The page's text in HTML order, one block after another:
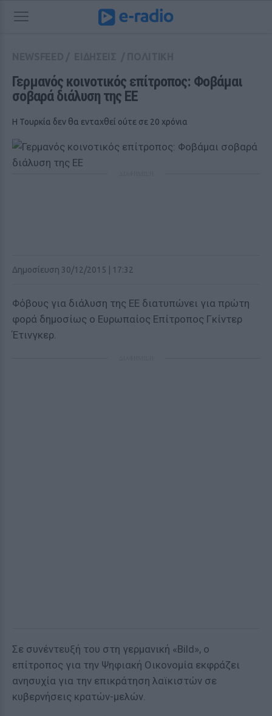
Γερμανός κοινοτικός επίτροπος: Φοβάμαι
σοβαρά διάλυση της ΕΕ
Η Τουρκία δεν θα ενταχθεί ούτε σε 20 χρόνια
Δημοσίευση 30/12/2015 | 17:32
Φόβους για διάλυση της ΕΕ διατυπώνει για πρώτη
φορά δημοσίως ο Ευρωπαίος Επίτροπος Γκίντερ
Έτινγκερ.
Σε συνέντευξή του στη γερμανική «Bild», ο
επίτροπος για την Ψηφιακή Οικονομία εκφράζει
ανησυχία για την επικράτηση λαϊκιστών σε
κυβερνήσεις κρατών-μελών.